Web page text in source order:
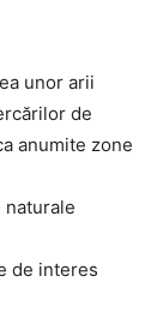
unor arii
de
anumite zone
de interes